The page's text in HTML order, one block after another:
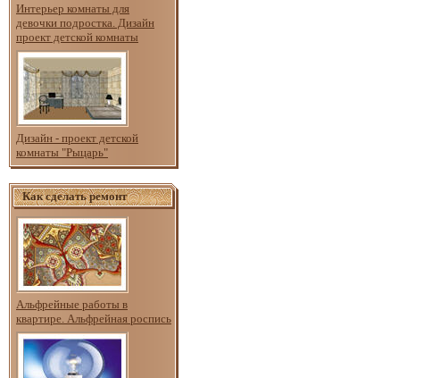
Интерьер комнаты для
девочки подростка. Дизайн
проект детской комнаты
Дизайн - проект детской
комнаты "Рыцарь"
Как сделать ремонт
Альфрейные работы в
квартире. Альфрейная роспись